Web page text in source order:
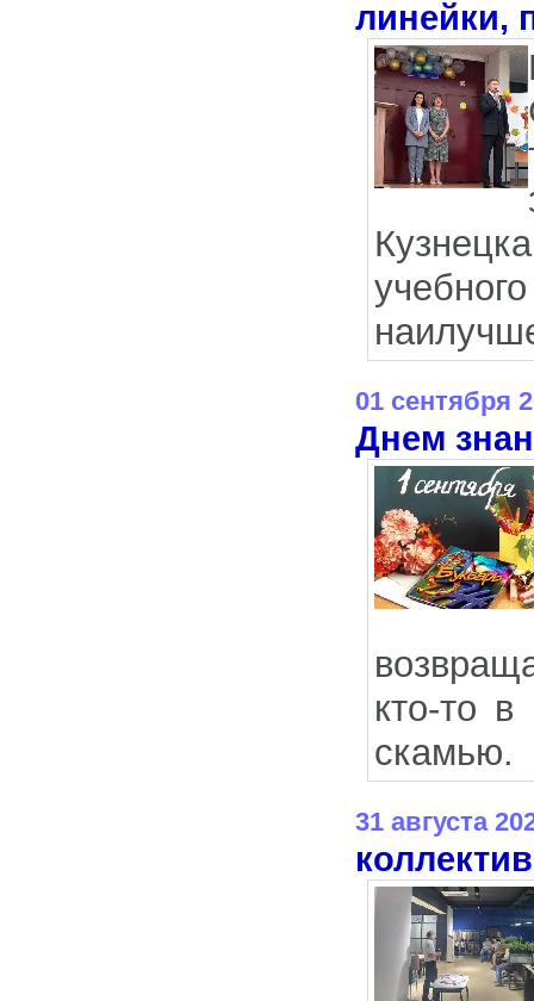
линейки,
01 сентября
Днем
кто-то
скамью.
31 августа